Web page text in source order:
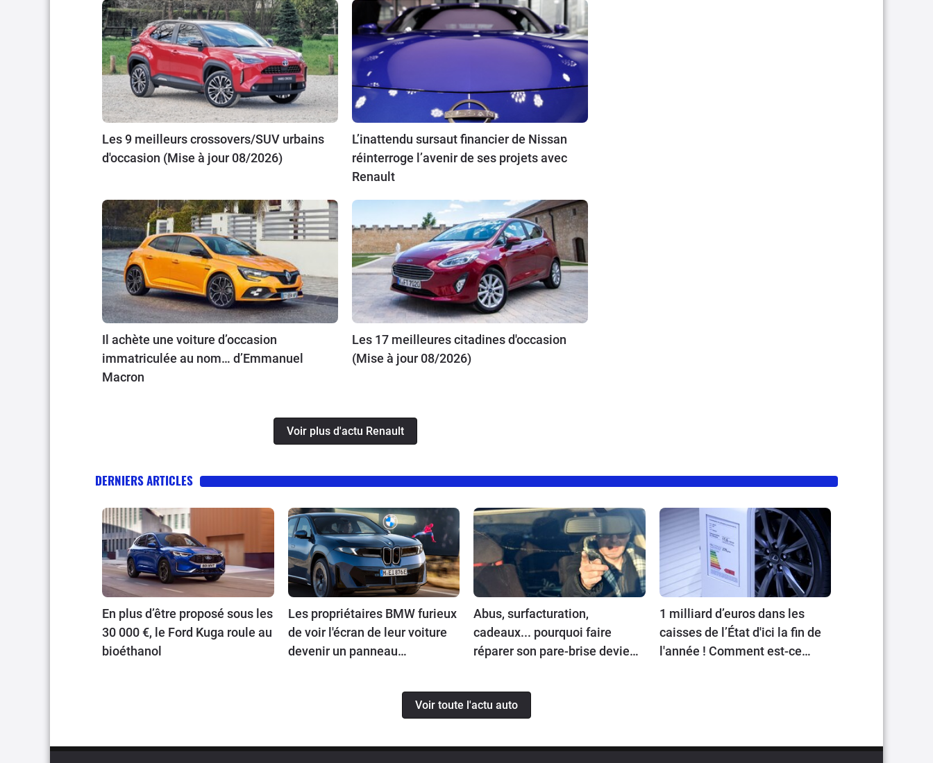
Les 9 meilleurs crossovers/SUV urbains
d'occasion (Mise à jour 08/2026)
L’inattendu sursaut financier de Nissan
réinterroge l’avenir de ses projets avec
Renault
Il achète une voiture d’occasion
immatriculée au nom… d’Emmanuel
Macron
Les 17 meilleures citadines d'occasion
(Mise à jour 08/2026)
Voir plus d'actu Renault
DERNIERS ARTICLES
En plus d’être proposé sous les
30 000 €, le Ford Kuga roule au
bioéthanol
Les propriétaires BMW furieux
de voir l'écran de leur voiture
devenir un panneau
Abus, surfacturation,
cadeaux... pourquoi faire
réparer son pare-brise devient
1 milliard d’euros dans les
caisses de l’État d'ici la fin de
l'année ! Comment est-ce
Voir toute l'actu auto